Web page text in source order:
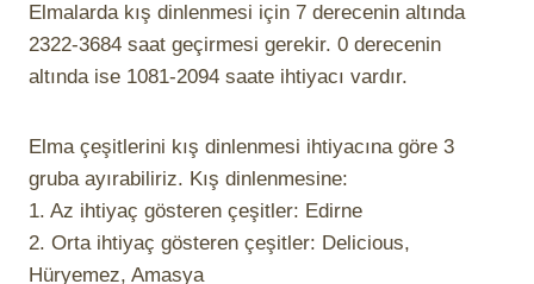
Elmalarda kış dinlenmesi için 7 derecenin altında
2322-3684 saat geçirmesi gerekir. 0 derecenin
altında ise 1081-2094 saate ihtiyacı vardır.
Elma çeşitlerini kış dinlenmesi ihtiyacına göre 3
gruba ayırabiliriz. Kış dinlenmesine:
1. Az ihtiyaç gösteren çeşitler: Edirne
2. Orta ihtiyaç gösteren çeşitler: Delicious,
Hüryemez, Amasya